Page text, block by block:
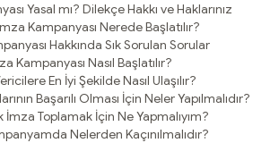
Yasal mı? Dilekçe Hakkı ve Haklarınız
Kampanyası Nerede Başlatılır?
Hakkında Sık Sorulan Sorular
Kampanyası Nasıl Başlatılır?
En İyi Şekilde Nasıl Ulaşılır?
Başarılı Olması İçin Neler Yapılmalıdır?
İmza Toplamak İçin Ne Yapmalıyım?
Nelerden Kaçınılmalıdır?